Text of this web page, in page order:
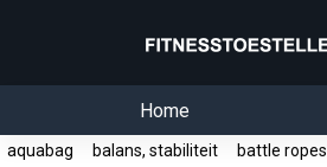
Home
aquabag balans, stabiliteit battle ropes